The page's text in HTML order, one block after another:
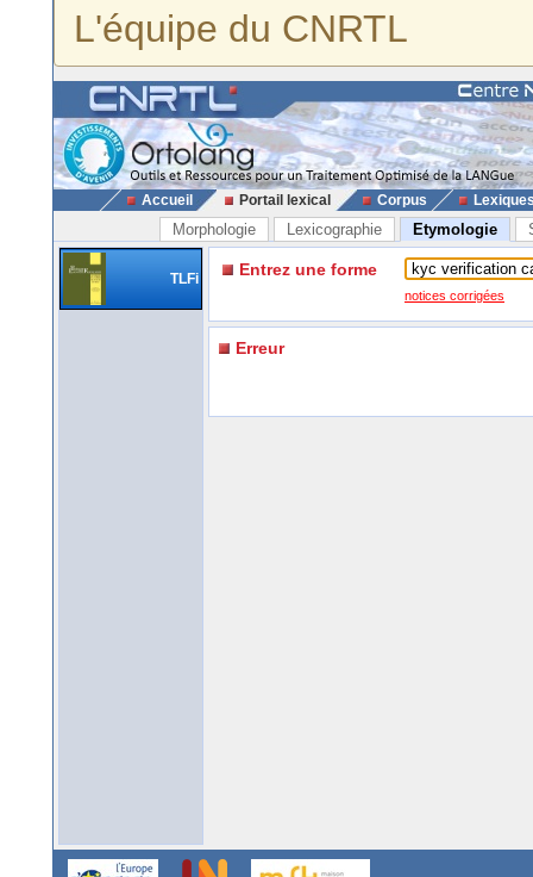
L'équipe du CNRTL
Accueil Portail lexical Corpus
Morphologie Lexicographie Etymologie
TLFi Entrez une forme
notices corrigées
Erreur